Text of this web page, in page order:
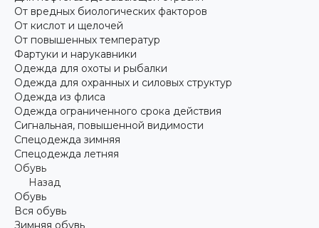
От вредных биологических факторов
От кислот и щелочей
От повышенных температур
Фартуки и нарукавники
Одежда для охоты и рыбалки
Одежда для охранных и силовых структур
Одежда из флиса
Одежда ограниченного срока действия
Сигнальная, повышенной видимости
Спецодежда зимняя
Спецодежда летняя
Обувь
Назад
Обувь
Вся обувь
Зимняя обувь